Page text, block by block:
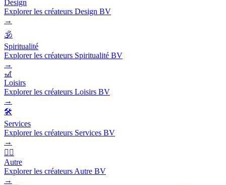
Design
Explorer les créateurs Design BV
→
🕉️
Spiritualité
Explorer les créateurs Spiritualité BV
→
🎢
Loisirs
Explorer les créateurs Loisirs BV
→
🛠️
Services
Explorer les créateurs Services BV
→
🧜‍♂️
Autre
Explorer les créateurs Autre BV
→